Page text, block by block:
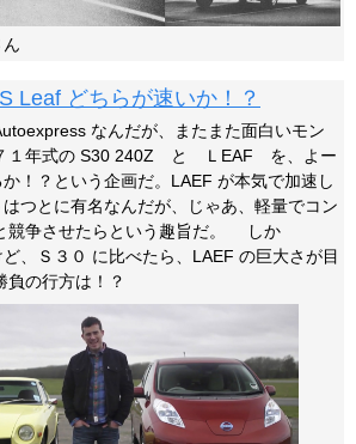
ん
Leaf どちらが速いか！？
なんだが、またまた面白いモン
１年式の S30 240Z と ＬEAF を、よー
！？という企画だ。LAEF が本気で加速し
つとに有名なんだが、じゃあ、軽量でコン
競争させたらという趣旨だ。 しか
、Ｓ３０ に比べたら、LAEF の巨大さが目
負の行方は！？